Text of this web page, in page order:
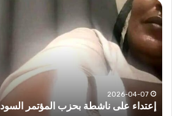
بيوغندا.. تفاصيل
أخبار
السودان
اليوم
الثلاثاء
2025-07-01